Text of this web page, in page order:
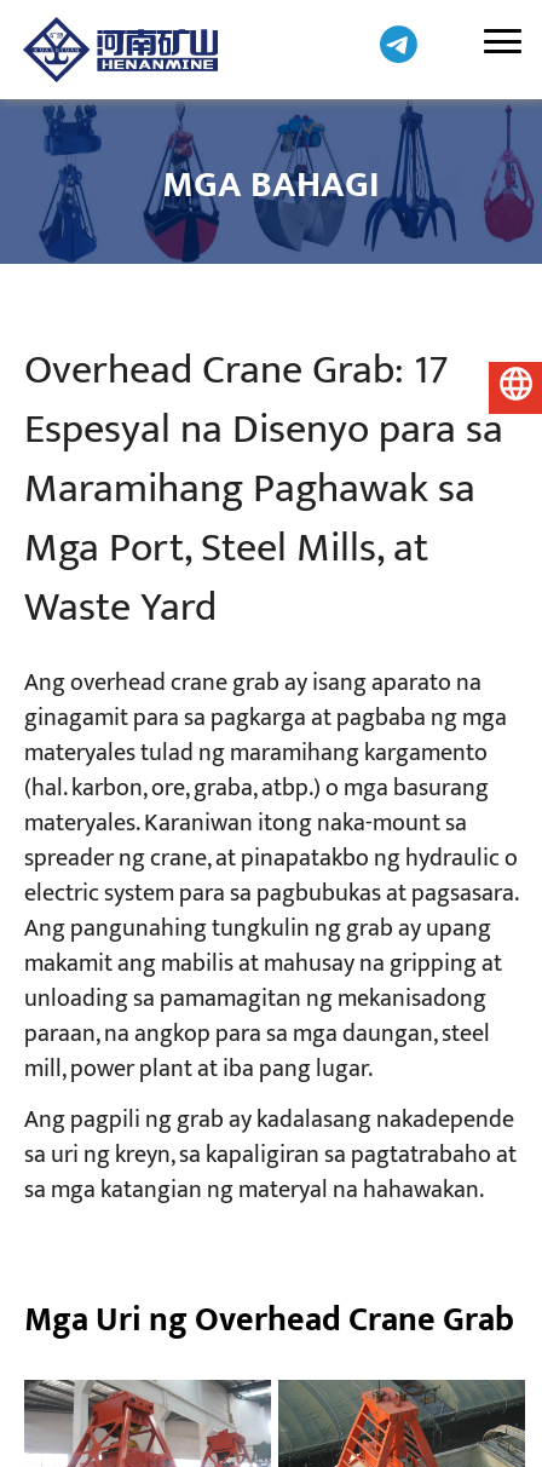
Mga Proyekto
Mga Blog
Balita
MGA BAHAGI
Overhead Crane Grab: 17
Espesyal na Disenyo para sa
Maramihang Paghawak sa
Mga Port, Steel Mills, at
Waste Yard
Ang overhead crane grab ay isang aparato na
ginagamit para sa pagkarga at pagbaba ng mga
materyales tulad ng maramihang kargamento
(hal. karbon, ore, graba, atbp.) o mga basurang
materyales. Karaniwan itong naka-mount sa
spreader ng crane, at pinapatakbo ng hydraulic o
electric system para sa pagbubukas at pagsasara.
Ang pangunahing tungkulin ng grab ay upang
makamit ang mabilis at mahusay na gripping at
unloading sa pamamagitan ng mekanisadong
paraan, na angkop para sa mga daungan, steel
mill, power plant at iba pang lugar.
Ang pagpili ng grab ay kadalasang nakadepende
sa uri ng kreyn, sa kapaligiran sa pagtatrabaho at
sa mga katangian ng materyal na hahawakan.
Mga Uri ng Overhead Crane Grab
Pilipino